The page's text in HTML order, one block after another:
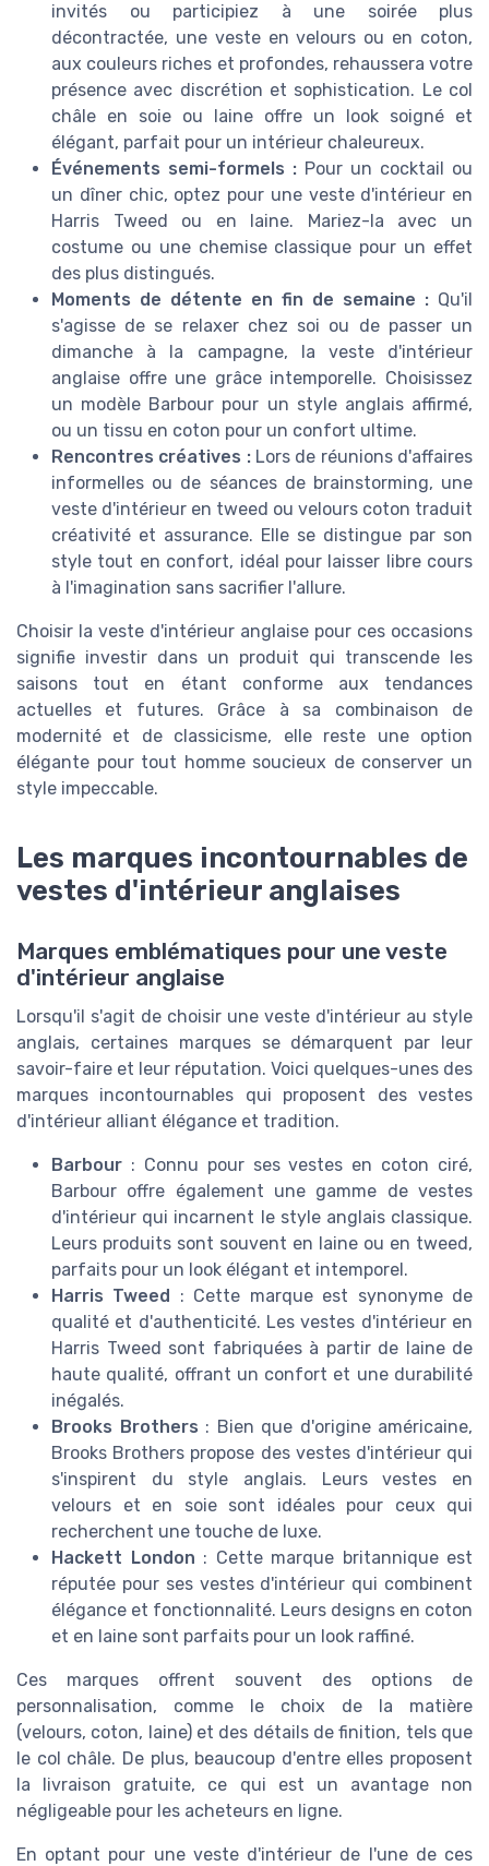
invités ou participiez à une soirée plus
décontractée, une veste en velours ou en coton,
aux couleurs riches et profondes, rehaussera votre
présence avec discrétion et sophistication. Le col
châle en soie ou laine offre un look soigné et
élégant, parfait pour un intérieur chaleureux.
Événements semi-formels : Pour un cocktail ou
un dîner chic, optez pour une veste d'intérieur en
Harris Tweed ou en laine. Mariez-la avec un
costume ou une chemise classique pour un effet
des plus distingués.
Moments de détente en fin de semaine : Qu'il
s'agisse de se relaxer chez soi ou de passer un
dimanche à la campagne, la veste d'intérieur
anglaise offre une grâce intemporelle. Choisissez
un modèle Barbour pour un style anglais affirmé,
ou un tissu en coton pour un confort ultime.
Rencontres créatives :Lors de réunions d'affaires
informelles ou de séances de brainstorming, une
veste d'intérieur en tweed ou velours coton traduit
créativité et assurance. Elle se distingue par son
style tout en confort, idéal pour laisser libre cours
à l'imagination sans sacrifier l'allure.
Choisir la veste d'intérieur anglaise pour ces occasions
signifie investir dans un produit qui transcende les
saisons tout en étant conforme aux tendances
actuelles et futures. Grâce à sa combinaison de
modernité et de classicisme, elle reste une option
élégante pour tout homme soucieux de conserver un
style impeccable.
Les marques incontournables de
vestes d'intérieur anglaises
Marques emblématiques pour une veste
d'intérieur anglaise
Lorsqu'il s'agit de choisir une veste d'intérieur au style
anglais, certaines marques se démarquent par leur
savoir-faire et leur réputation. Voici quelques-unes des
marques incontournables qui proposent des vestes
d'intérieur alliant élégance et tradition.
Barbour : Connu pour ses vestes en coton ciré,
Barbour offre également une gamme de vestes
d'intérieur qui incarnent le style anglais classique.
Leurs produits sont souvent en laine ou en tweed,
parfaits pour un look élégant et intemporel.
Harris Tweed : Cette marque est synonyme de
qualité et d'authenticité. Les vestes d'intérieur en
Harris Tweed sont fabriquées à partir de laine de
haute qualité, offrant un confort et une durabilité
inégalés.
Brooks Brothers : Bien que d'origine américaine,
Brooks Brothers propose des vestes d'intérieur qui
s'inspirent du style anglais. Leurs vestes en
velours et en soie sont idéales pour ceux qui
recherchent une touche de luxe.
Hackett London : Cette marque britannique est
réputée pour ses vestes d'intérieur qui combinent
élégance et fonctionnalité. Leurs designs en coton
et en laine sont parfaits pour un look raffiné.
Ces marques offrent souvent des options de
personnalisation, comme le choix de la matière
(velours, coton, laine) et des détails de finition, tels que
le col châle. De plus, beaucoup d'entre elles proposent
la livraison gratuite, ce qui est un avantage non
négligeable pour les acheteurs en ligne.
En optant pour une veste d'intérieur de l'une de ces